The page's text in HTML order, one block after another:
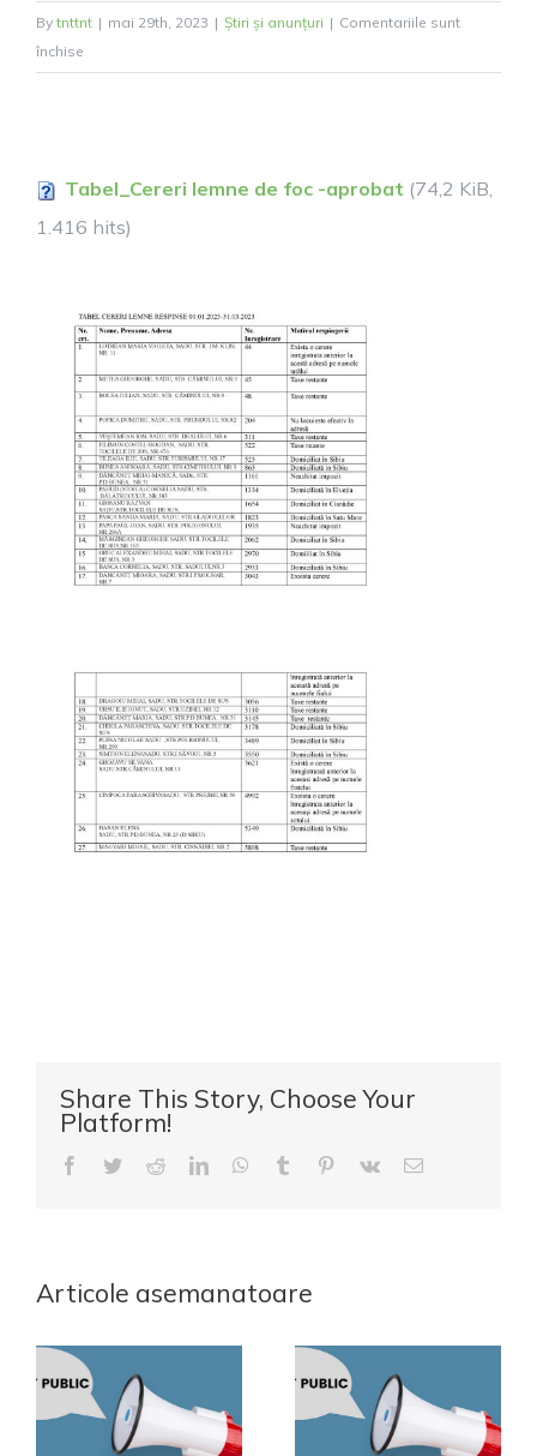
By tnttnt | mai 29th, 2023 | Știri și anunțuri | Comentariile sunt
închise
TABEL
ȘI
APROBATE
Tabel_Cereri lemne de foc -aprobat (74,2 KiB,
1.416 hits)
Share This Story, Choose Your
Platform!
Facebook
TwitterRedditLinkedInWhatsApp
Tumblr Pinterest
Vk
E-
Articole asemanatoare